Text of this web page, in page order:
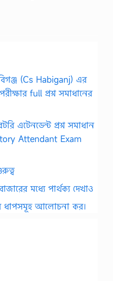
(Cs Habiganj) এর
full প্রশ্ন সমাধানের
এটেনডেন্ট প্রশ্ন সমাধান
Attendant Exam
মধ্যে পার্থক্য দেখাও
ধাপসমূহ আলোচনা কর।